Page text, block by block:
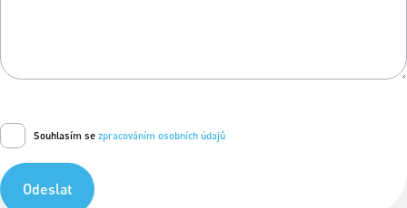
Souhlasím se zpracováním osobních údajů
Odeslat